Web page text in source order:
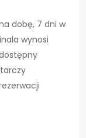
dobę, 7 dni w
wynosi